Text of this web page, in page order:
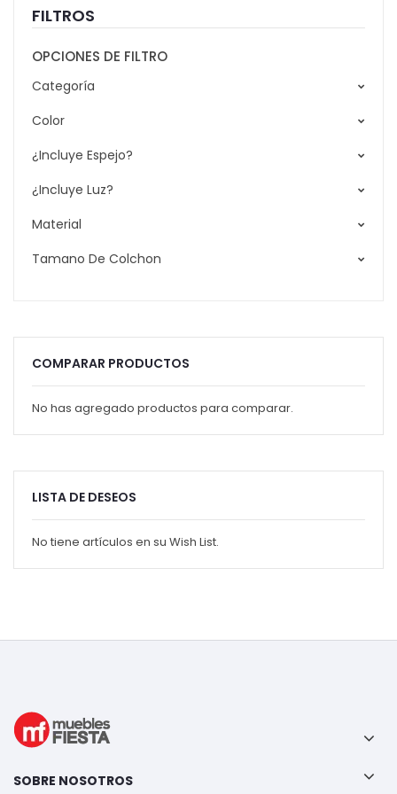
FILTROS
OPCIONES DE FILTRO
Categoría
Color
¿Incluye Espejo?
¿Incluye Luz?
Material
Tamano De Colchon
COMPARAR PRODUCTOS
No has agregado productos para comparar.
LISTA DE DESEOS
No tiene artículos en su Wish List.
SOBRE NOSOTROS